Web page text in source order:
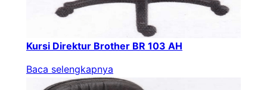
Kursi Direktur Brother BR 103 AH
Baca selengkapnya